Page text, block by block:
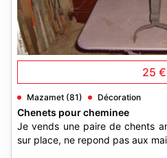
25 €
Mazamet (81) Décoration
Chenets pour cheminee
Je vends une paire de chents
sur place, ne repond pas aux